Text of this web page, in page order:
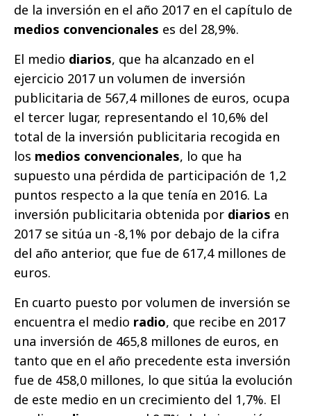
de la inversión en el año 2017 en el capítulo de
medios convencionales es del 28,9%.
El medio diarios, que ha alcanzado en el
ejercicio 2017 un volumen de inversión
publicitaria de 567,4 millones de euros, ocupa
el tercer lugar, representando el 10,6% del
total de la inversión publicitaria recogida en
los medios convencionales, lo que ha
supuesto una pérdida de participación de 1,2
puntos respecto a la que tenía en 2016. La
inversión publicitaria obtenida por diarios en
2017 se sitúa un -8,1% por debajo de la cifra
del año anterior, que fue de 617,4 millones de
euros.
En cuarto puesto por volumen de inversión se
encuentra el medio radio, que recibe en 2017
una inversión de 465,8 millones de euros, en
tanto que en el año precedente esta inversión
fue de 458,0 millones, lo que sitúa la evolución
de este medio en un crecimiento del 1,7%. El